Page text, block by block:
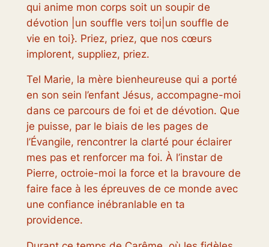
qui anime mon corps soit un soupir de
dévotion |un souffle vers toi|un souffle de
vie en toi}. Priez, priez, que nos cœurs
implorent, suppliez, priez.
Tel Marie, la mère bienheureuse qui a porté
en son sein l’enfant Jésus, accompagne-moi
dans ce parcours de foi et de dévotion. Que
je puisse, par le biais de les pages de
l’Évangile, rencontrer la clarté pour éclairer
mes pas et renforcer ma foi. À l’instar de
Pierre, octroie-moi la force et la bravoure de
faire face à les épreuves de ce monde avec
une confiance inébranlable en ta
providence.